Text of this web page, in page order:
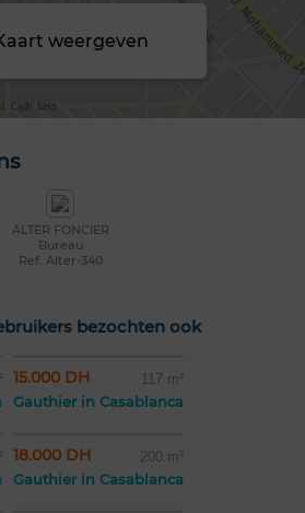
weergeven
ALTER FONCIER
Bureau
Ref: Alter-340
bezochten ook
15.000 DH 117 m²
Gauthier in Casablanca
18.000 DH 200 m²
Gauthier in Casablanca